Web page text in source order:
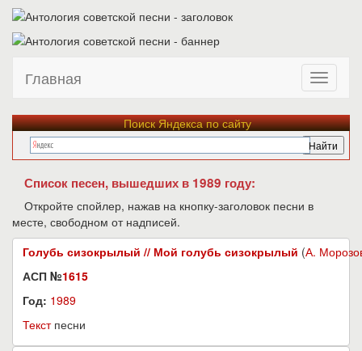
Главная
Поиск Яндекса по сайту
Список песен, вышедших в 1989 году:
Откройте спойлер, нажав на кнопку-заголовок песни в
месте, свободном от надписей.
Голубь сизокрылый // Мой голубь сизокрылый (А.
АСП №1615
Год: 1989
Текстпесни